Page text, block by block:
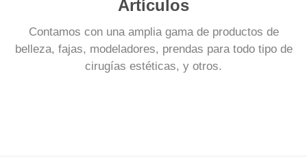
Artículos
Contamos con una amplia gama de productos de
belleza, fajas, modeladores, prendas para todo tipo de
cirugías estéticas, y otros.